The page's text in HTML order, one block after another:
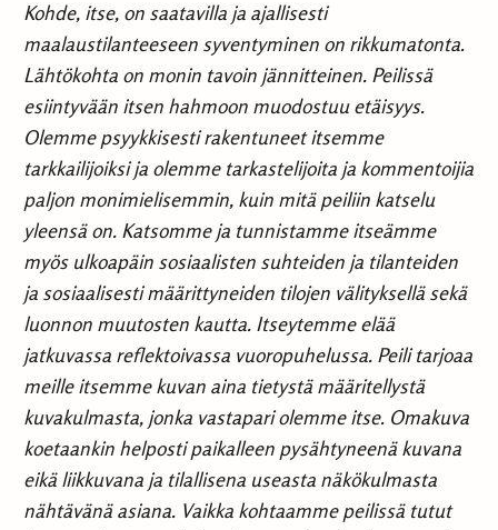
Kohde, itse, on saatavilla ja ajallisesti
maalaustilanteeseen syventyminen on rikkumatonta.
Lähtökohta on monin tavoin jännitteinen. Peilissä
esiintyvään itsen hahmoon muodostuu etäisyys.
Olemme psyykkisesti rakentuneet itsemme
tarkkailijoiksi ja olemme tarkastelijoita ja kommentoijia
paljon monimielisemmin, kuin mitä peiliin katselu
yleensä on. Katsomme ja tunnistamme itseämme
myös ulkoapäin sosiaalisten suhteiden ja tilanteiden
ja sosiaalisesti määrittyneiden tilojen välityksellä sekä
luonnon muutosten kautta. Itseytemme elää
jatkuvassa reflektoivassa vuoropuhelussa. Peili tarjoaa
meille itsemme kuvan aina tietystä määritellystä
kuvakulmasta, jonka vastapari olemme itse. Omakuva
koetaankin helposti paikalleen pysähtyneenä kuvana
eikä liikkuvana ja tilallisena useasta näkökulmasta
nähtävänä asiana. Vaikka kohtaamme peilissä tutut